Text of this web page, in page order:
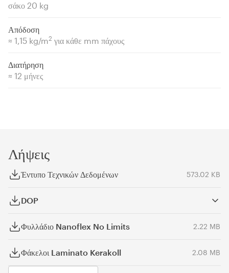
σάκο 20 kg
Απόδοση
≈ 1,15 kg/m2 για κάθε mm πάχους
Διατήρηση
≈ 12 μήνες
Λήψεις
Έντυπο Τεχνικών Δεδομένων 573.02 KB
DOP
Φυλλάδιο Nanoflex No Limits 2.22 MB
Φάκελοι Laminato Kerakoll 2.08 MB